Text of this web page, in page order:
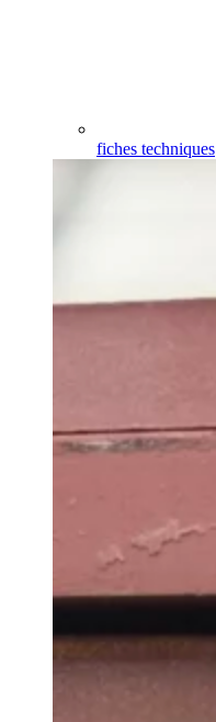
fiches techniques